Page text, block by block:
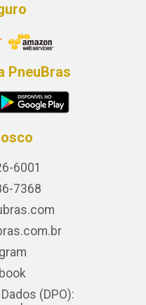
PneuBras
6001
7368
(DPO):